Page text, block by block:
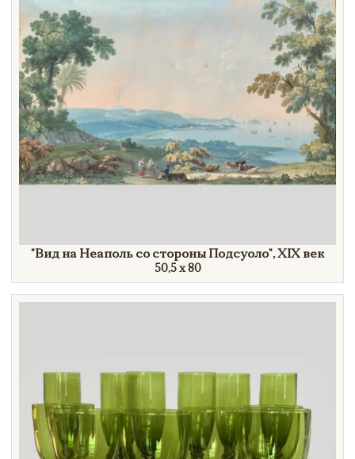
"Вид на Неаполь со стороныПодсуоло",XIX век
50,5 х 80